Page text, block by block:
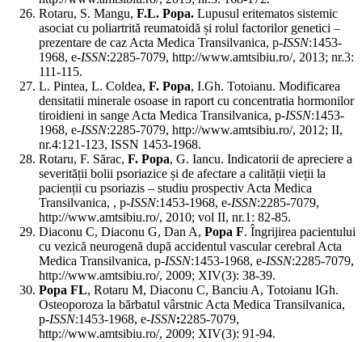
Rotaru, S. Mangu, F.L. Popa. Lupusul eritematos sistemic
asociat cu poliartrită reumatoidă și rolul factorilor genetici –
prezentare de caz Acta Medica Transilvanica, p-ISSN:1453-
1968, e-ISSN:2285-7079, http://www.amtsibiu.ro/, 2013; nr.3:
111-115.
L. Pintea, L. Coldea, F. Popa, I.Gh. Totoianu. Modificarea
densitatii minerale osoase in raport cu concentratia hormonilor
tiroidieni in sange Acta Medica Transilvanica, p-ISSN:1453-
1968, e-ISSN:2285-7079, http://www.amtsibiu.ro/, 2012; II,
nr.4:121-123, ISSN 1453-1968.
Rotaru, F. Sărac, F. Popa, G. Iancu. Indicatorii de apreciere a
severității bolii psoriazice și de afectare a calității vieții la
pacienții cu psoriazis – studiu prospectiv Acta Medica
Transilvanica, , p-ISSN:1453-1968, e-ISSN:2285-7079,
http://www.amtsibiu.ro/, 2010; vol II, nr.1: 82-85.
Diaconu C, Diaconu G, Dan A, Popa F. Îngrijirea pacientului
cu vezică neurogenă după accidentul vascular cerebral Acta
Medica Transilvanica, p-ISSN:1453-1968, e-ISSN:2285-7079,
http://www.amtsibiu.ro/, 2009; XIV(3): 38-39.
Popa FL, Rotaru M, Diaconu C, Banciu A, Totoianu IGh.
Osteoporoza la bărbatul vârstnic Acta Medica Transilvanica,
p-ISSN:1453-1968, e-ISSN:2285-7079,
http://www.amtsibiu.ro/, 2009; XIV(3): 91-94.